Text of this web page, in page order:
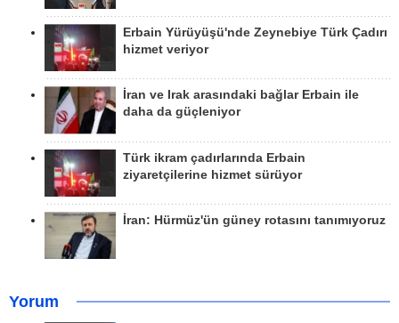
Erbain Yürüyüşü'nde Zeynebiye Türk Çadırı
hizmet veriyor
İran ve Irak arasındaki bağlar Erbain ile
daha da güçleniyor
Türk ikram çadırlarında Erbain
ziyaretçilerine hizmet sürüyor
İran: Hürmüz'ün güney rotasını tanımıyoruz
Yorum